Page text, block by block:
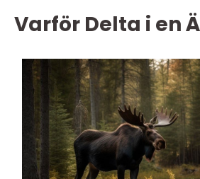
Varför Delta i en